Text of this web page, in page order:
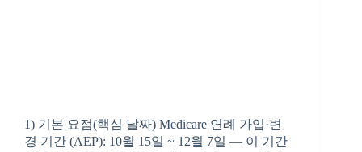
1) 기본 요점(핵심 날짜) Medicare 연례 가입·변
경 기간 (AEP): 10월 15일 ~ 12월 7일 — 이 기간